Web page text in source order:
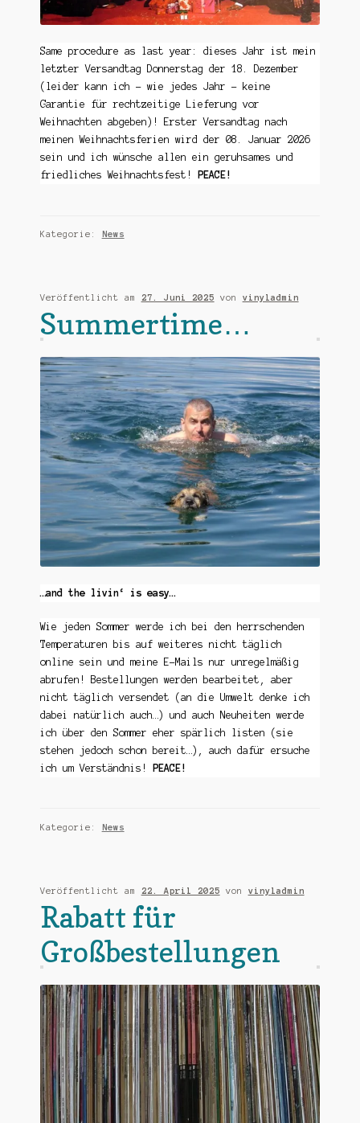
Same procedure as last year: dieses Jahr ist mein
letzter Versandtag Donnerstag der 18. Dezember
(leider kann ich – wie jedes Jahr – keine
Garantie für rechtzeitige Lieferung vor
Weihnachten abgeben)! Erster Versandtag nach
meinen Weihnachtsferien wird der 08. Januar 2026
sein und ich wünsche allen ein geruhsames und
friedliches Weihnachtsfest!
PEACE!
Kategorie: News
Veröffentlicht am 27. Juni 2025 von vinyladmin
Summertime…
…and the livin‘ is easy…
Wie jeden Sommer werde ich bei den herrschenden
Temperaturen bis auf weiteres nicht täglich
online sein und meine E-Mails nur unregelmäßig
abrufen! Bestellungen werden bearbeitet, aber
nicht täglich versendet (an die Umwelt denke ich
dabei natürlich auch…) und auch Neuheiten werde
ich über den Sommer eher spärlich listen (sie
stehen jedoch schon bereit…), auch dafür ersuche
ich um Verständnis!
PEACE!
Kategorie: News
Veröffentlicht am 22. April 2025 von vinyladmin
Rabatt für
Großbestellungen